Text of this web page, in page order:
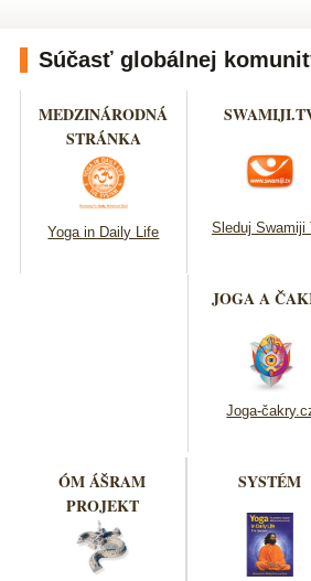
Súčasť globálnej
MEDZINÁRODNÁ
STRÁNKA
Yoga in Daily Life Sleduj Swamiji
JOGA A
Joga-
ÓM ÁŠRAM
PROJEKT
SYSTÉM